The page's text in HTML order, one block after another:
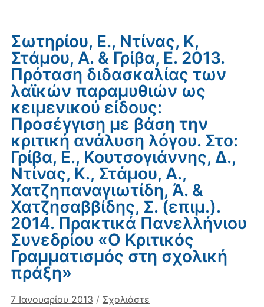
Σωτηρίου, Ε., Ντίνας, Κ,
Στάμου, Α. & Γρίβα, Ε. 2013.
Πρόταση διδασκαλίας των
λαϊκών παραμυθιών ως
κειμενικού είδους:
Προσέγγιση με βάση την
κριτική ανάλυση λόγου. Στο:
Γρίβα, Ε., Κουτσογιάννης, Δ.,
Ντίνας, Κ., Στάμου, Α.,
Χατζηπαναγιωτίδη, Ά. &
Χατζησαββίδης, Σ. (επιμ.).
2014. Πρακτικά Πανελλήνιου
Συνεδρίου «Ο Κριτικός
Γραμματισμός στη σχολική
πράξη»
7 Ιανουαρίου 2013 / Σχολιάστε